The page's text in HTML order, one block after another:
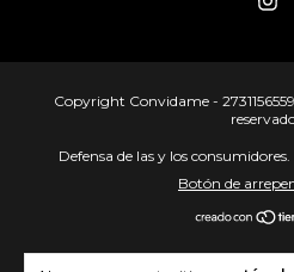
Copyright Convidame -
Defensa de las y los
Botón de